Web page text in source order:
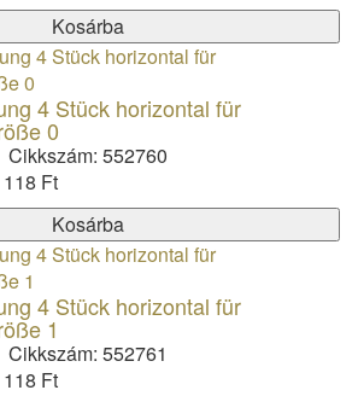
Kosárba
4 Stück horizontal für
0
Cikkszám: 552760
Ft
Kosárba
4 Stück horizontal für
1
Cikkszám: 552761
Ft